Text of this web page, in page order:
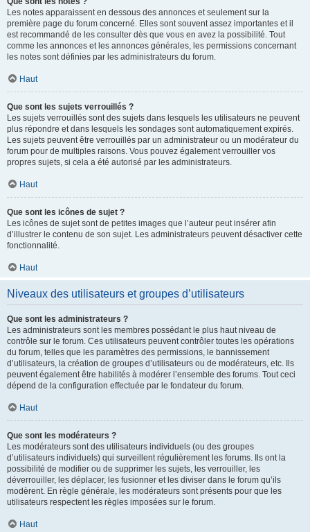
Les notes apparaissent en dessous des annonces et seulement sur la
première page du forum concerné. Elles sont souvent assez importantes et il
est recommandé de les consulter dès que vous en avez la possibilité. Tout
comme les annonces et les annonces générales, les permissions concernant
les notes sont définies par les administrateurs du forum.
Haut
Que sont les sujets verrouillés ?
Les sujets verrouillés sont des sujets dans lesquels les utilisateurs ne peuvent
plus répondre et dans lesquels les sondages sont automatiquement expirés.
Les sujets peuvent être verrouillés par un administrateur ou un modérateur du
forum pour de multiples raisons. Vous pouvez également verrouiller vos
propres sujets, si cela a été autorisé par les administrateurs.
Haut
Que sont les icônes de sujet ?
Les icônes de sujet sont de petites images que l’auteur peut insérer afin
d’illustrer le contenu de son sujet. Les administrateurs peuvent désactiver cette
fonctionnalité.
Haut
Niveaux des utilisateurs et groupes d’utilisateurs
Que sont les administrateurs ?
Les administrateurs sont les membres possédant le plus haut niveau de
contrôle sur le forum. Ces utilisateurs peuvent contrôler toutes les opérations
du forum, telles que les paramètres des permissions, le bannissement
d’utilisateurs, la création de groupes d’utilisateurs ou de modérateurs, etc. Ils
peuvent également être habilités à modérer l’ensemble des forums. Tout ceci
dépend de la configuration effectuée par le fondateur du forum.
Haut
Que sont les modérateurs ?
Les modérateurs sont des utilisateurs individuels (ou des groupes
d’utilisateurs individuels) qui surveillent régulièrement les forums. Ils ont la
possibilité de modifier ou de supprimer les sujets, les verrouiller, les
déverrouiller, les déplacer, les fusionner et les diviser dans le forum qu’ils
modèrent. En règle générale, les modérateurs sont présents pour que les
utilisateurs respectent les règles imposées sur le forum.
Haut